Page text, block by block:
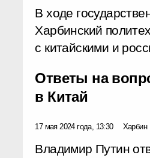
В ходе
Харбинский
с китайскими и
Ответы на
в Китай
17 мая 2024 года, 13:30 Харбин
Владимир Путин